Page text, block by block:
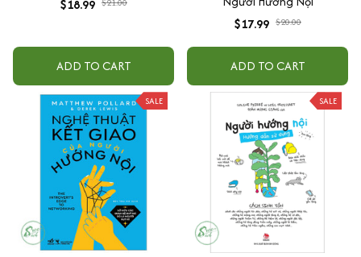
$18.99
ADD TO CART
$17.99 $20.00
ADD TO CART
SALE SALE